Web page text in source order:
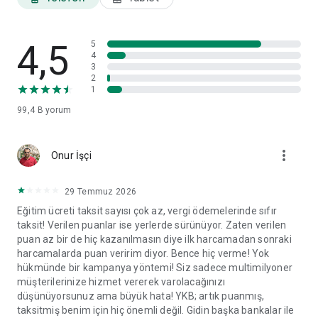
World Mobil'i yorumlarınız doğrultusunda geliştirmeye devam
edeceğiz.
4,5
99,4 B yorum
5
4
3
2
1
Onur İşçi more_vert
29 Temmuz 2026
Eğitim ücreti taksit sayısı çok az, vergi ödemelerinde sıfır
taksit! Verilen puanlar ise yerlerde sürünüyor. Zaten verilen
puan az bir de hiç kazanılmasın diye ilk harcamadan sonraki
harcamalarda puan veririm diyor. Bence hiç verme! Yok
hükmünde bir kampanya yöntemi! Siz sadece multimilyoner
müşterilerinize hizmet vererek varolacağınızı
düşünüyorsunuz ama büyük hata! YKB; artık puanmış,
taksitmiş benim için hiç önemli değil. Gidin başka bankalar ile